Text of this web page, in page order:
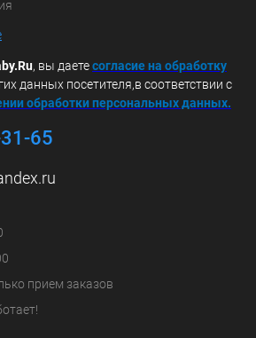
, вы даетесогласие на обработку
данных посетителя,в соответствии с
обработки персональных данных.
65
прием заказов